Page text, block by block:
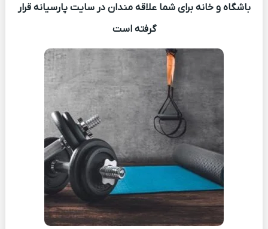
باشگاه و خانه برای شما علاقه مندان در سایت پارسیانه قرار
گرفته است